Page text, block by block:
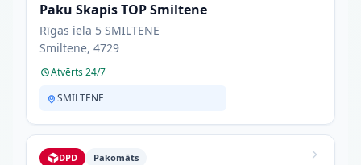
Paku Skapis TOP Smiltene
Rīgas iela 5 SMILTENE
Smiltene, 4729
Atvērts 24/7
SMILTENE
DPD Pakomāts